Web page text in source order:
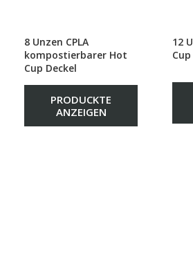
8 Unzen CPLA
kompostierbarer Hot
Cup Deckel
PRODUCKTE
ANZEIGEN
12
Cup